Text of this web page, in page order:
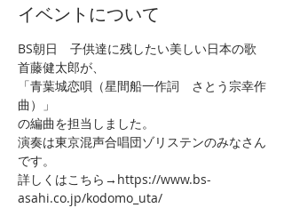
イベントについて
BS朝日　子供達に残したい美しい日本の歌
首藤健太郎が、
「青葉城恋唄（星間船一作詞　さとう宗幸作
曲）」
の編曲を担当しました。
演奏は東京混声合唱団ゾリステンのみなさん
です。
詳しくはこちら→https://www.bs-
asahi.co.jp/kodomo_uta/